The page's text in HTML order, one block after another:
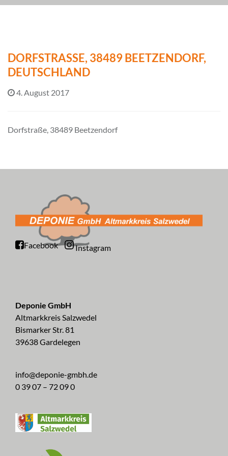
DORFSTRASSE, 38489 BEETZENDORF, D
EUTSCHLAND
4. August 2017
Dorfstraße, 38489 Beetzendorf
Facebook Instagram
Deponie GmbH
Altmarkkreis Salzwedel
Bismarker Str. 81
39638 Gardelegen
info@deponie-gmbh.de
0 39 07 – 72 09 0